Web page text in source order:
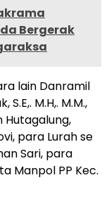
Bergerak
lain Danramil
M.H,. M.M.,
Hutagalung,
para Lurah se
Sari, para
Manpol PP Kec.